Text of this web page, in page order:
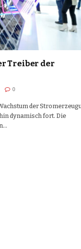
Treiber der
0
der
dynamisch fort. Die